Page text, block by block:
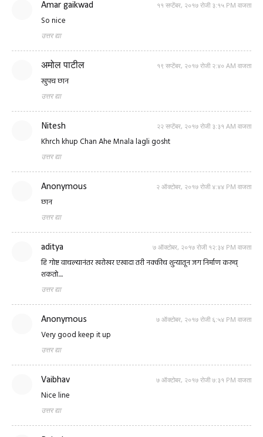
Amar gaikwad ११ सप्टेंबर, २०१७ रोजी ३:१५ PM वाजता
So nice
उत्तर द्या
अमोल पाटील १९ सप्टेंबर, २०१७ रोजी २:४० AM वाजता
खुपच छान
उत्तर द्या
Nitesh २२ सप्टेंबर, २०१७ रोजी ३:३१ AM वाजता
Khrch khup Chan Ahe Mnala lagli gosht
उत्तर द्या
Anonymous २ ऑक्टोबर, २०१७ रोजी ४:४४ PM वाजता
छान
उत्तर द्या
aditya ७ ऑक्टोबर, २०१७ रोजी १२:३४ PM वाजता
हि गोष्ट वाचल्यानंतर खरोखर एखादा तरी नक्कीच शुन्यातून जग निर्माण करुच्
शकतो....
उत्तर द्या
Anonymous ७ ऑक्टोबर, २०१७ रोजी ६:५४ PM वाजता
Very good keep it up
उत्तर द्या
Vaibhav ७ ऑक्टोबर, २०१७ रोजी ७:३१ PM वाजता
Nice line
उत्तर द्या